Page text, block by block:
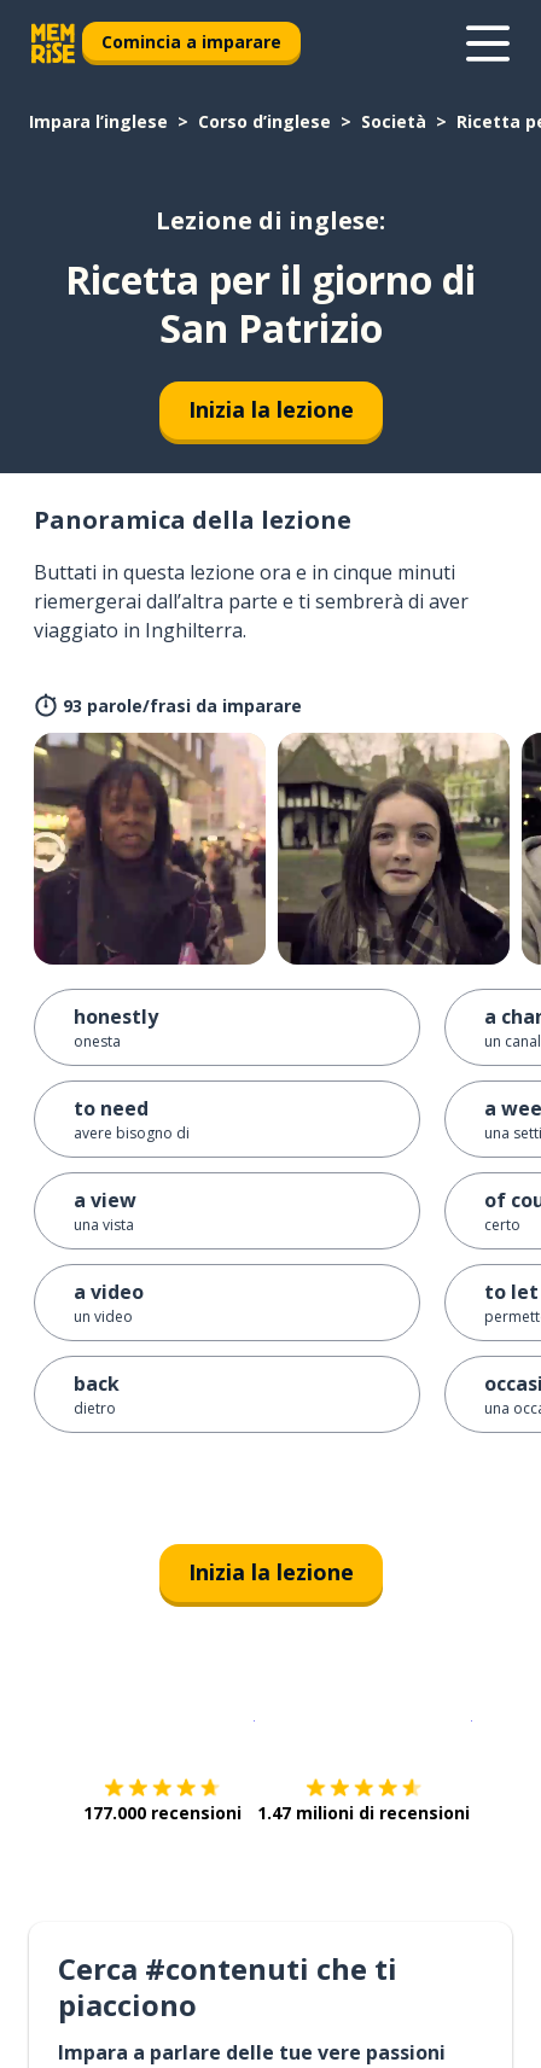
Comincia a imparare
Impara l’inglese Corso d’inglese Società Ricetta
Lezione di inglese:
Ricetta per il giorno di
San Patrizio
Inizia la lezione
Panoramica della lezione
Buttati in questa lezione ora e in cinque minuti
riemergerai dall’altra parte e ti sembrerà di aver
viaggiato in Inghilterra.
93 parole/frasi da imparare
honestly
onesta
to need
avere bisogno di
a view
una vista
a video
un video
back
dietro
a
un
a
una
of
certo
to let
una
Inizia la lezione
177.000 recensioni 1.47 milioni di recensioni
Cerca #contenuti che ti
piacciono
Impara a parlare delle tue vere passioni